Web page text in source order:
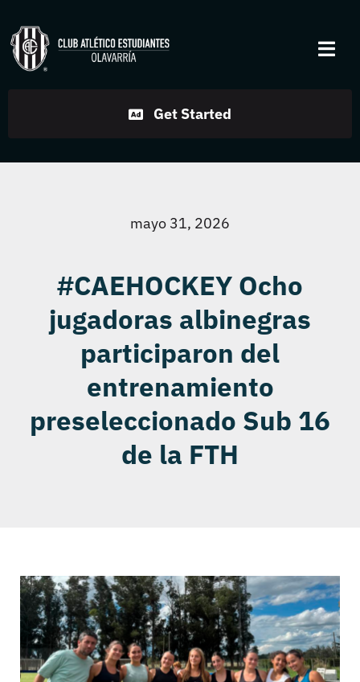
to
content
Disciplinas
Contacto
Get Started
mayo 31, 2026
#CAEHOCKEY Ocho
jugadoras albinegras
participaron del
entrenamiento
preseleccionado Sub 16
de la FTH